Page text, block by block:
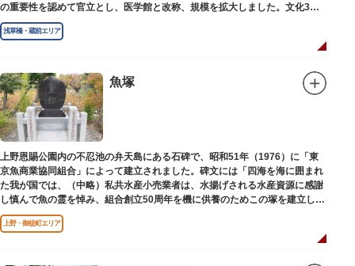
の重要性を認めて官立とし、医学館と改称、規模を拡大しました。文化3年
（1806）、大火に遭い焼失しましたが、同年に旧向柳原一丁目に移転、再建
されました。
弟育成をはかるなど、江戸時代後期から明治維新に至る日本の医学振興に貢
献しました。
※現在、この場所に「旧躋寿館跡 浅草医学館跡」に関する案内板や説明版
等は設置されておりません。
浅草橋・蔵前エリア
魚塚
上野恩賜公園内の不忍池の弁天島にある石碑で、昭和51年（1976）に「東
京魚商業協同組合」によって建立されました。碑文には「四海を海に囲まれ
た我が国では、（中略）私共水産小売業者は、水揚げされる水産資源に感謝
し慎んで魚の霊を悼み、組合創立50周年を機に供養のためこの塚を建立しま
す」とあります。
上野・御徒町エリア